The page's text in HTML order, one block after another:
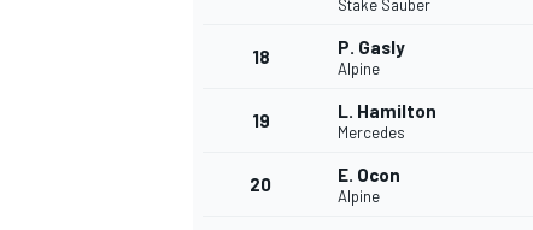
Stake Sauber
18 P. Gasly
Alpine
19 L. Hamilton
Mercedes
20 E. Ocon
Alpine